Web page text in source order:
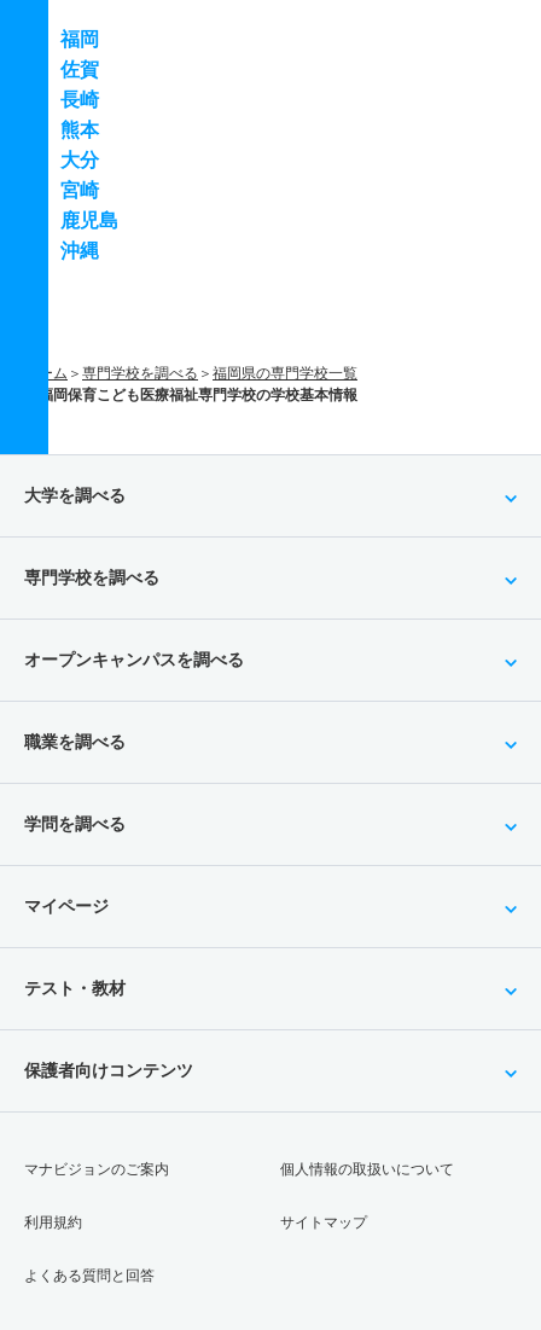
福岡
佐賀
長崎
熊本
大分
宮崎
鹿児島
沖縄
ホーム 専門学校を調べる
福岡県の専門学校一覧
福岡保育こども医療福祉専門学校の学校基本情報
大学を調べる
専門学校を調べる
オープンキャンパスを調べる
職業を調べる
学問を調べる
マイページ
テスト・教材
保護者向けコンテンツ
マナビジョンのご案内
利用規約
よくある質問と回答
個人情報の取扱いについて
サイトマップ